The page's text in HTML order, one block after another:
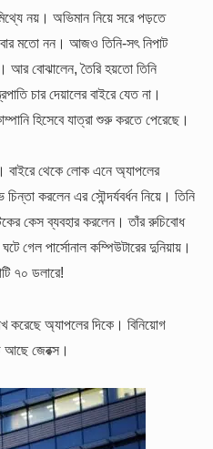
নয়। অভিমান নিয়ে সরে পড়তে
মতো নন। আজও তিনি-সৎ নিপাট
আর বোঝালেন, তৈরি হয়তো তিনি
চার দেয়ালের বাইরে যেত না।
হিসেবে যাত্রা শুরু করতে পেরেছে।
বাইরে থেকে লোক এনে অ্যাপলের
করলেন এর সৌন্দর্যবর্ধন নিয়ে। তিনি
কেস ব্যবহার করলেন। তাঁর রুচিবোধ
গেল পার্সোনাল কম্পিউটারের দুনিয়ায়।
৭০ ডলারে!
করেছে অ্যাপলের দিকে। বিনিয়োগ
আছে জেরক্স।